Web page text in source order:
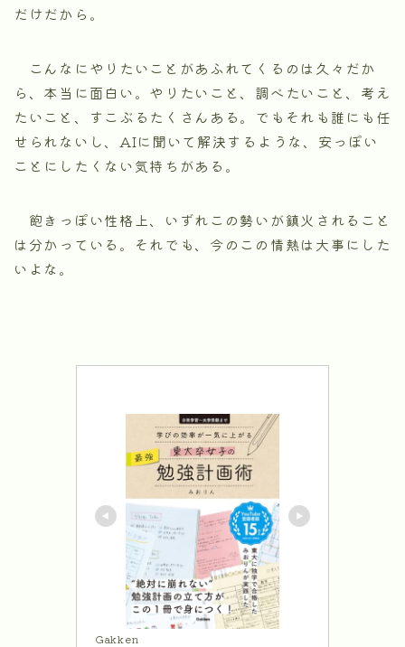
だけだから。
こんなにやりたいことがあふれてくるのは久々だか
ら、本当に面白い。やりたいこと、調べたいこと、考え
たいこと、すこぶるたくさんある。でもそれも誰にも任
せられないし、AIに聞いて解決するような、安っぽい
ことにしたくない気持ちがある。
飽きっぽい性格上、いずれこの勢いが鎮火されること
は分かっている。それでも、今のこの情熱は大事にした
いよな。
Gakken